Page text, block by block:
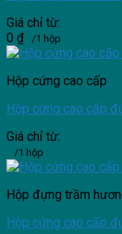
Giá chỉ từ:
0 ₫ /1 hộp
Hộp cứng cao cấp
Hộp cứng cao cấp
Giá chỉ từ:
/1 hộp
Hộp đựng trầm
Hộp cứng cao cấp